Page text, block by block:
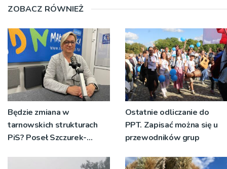
ZOBACZ RÓWNIEŻ
Będzie zmiana w
tarnowskich strukturach
PiS? Poseł Szczurek-
pracy parlamentarzysty’
Ostatnie odliczanie do
PPT. Zapisać można się u
przewodników grup